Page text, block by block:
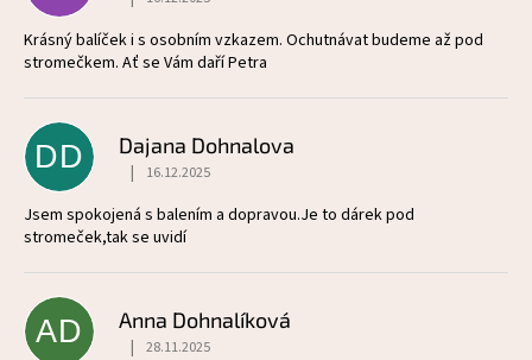
i
s
h
o
d
n
o
c
Hodnocení produktu je 5 z 5 hvězdiček.
Krásný balíček i s osobním vzkazem. Ochutnávat budeme až pod
stromečkem. Ať se Vám daří Petra
DD Dajana Dohnalova
Hodnocení produktu je 5 z 5 hvězdiček.
| 16.12.2025
Jsem spokojená s balením a dopravou.Je to dárek pod
stromeček,tak se uvidí
AD Anna Dohnalíková
Hodnocení produktu je 5 z 5 hvězdiček.
| 28.11.2025